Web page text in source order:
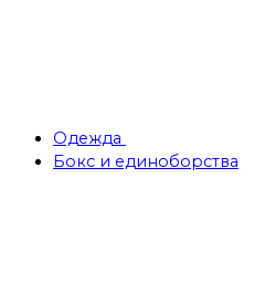
Одежда
Бокс и единоборства